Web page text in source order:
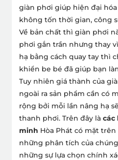
giàn phơi giúp hiện đại
không tốn thời gian, công
Về bản chất thì giàn phơi
phơi gắn trần nhưng thay
hạ bằng cách quay tay thì
khiển be bé đã giúp bạn
Tuy nhiên giá thành của
ngoài ra sản phẩm cần có
rộng bởi mỗi lần nâng hạ
thanh phơi. Trên đây là các
minh Hòa Phát có mặt
những phân tích của
những sự lựa chọn chính